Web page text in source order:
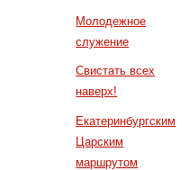
Молодежное
служение
Свистать всех
наверх!
Екатеринбургским
Царским
маршрутом